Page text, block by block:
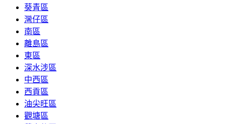
葵青區
灣仔區
南區
離島區
東區
深水涉區
中西區
西貢區
油尖旺區
觀塘區